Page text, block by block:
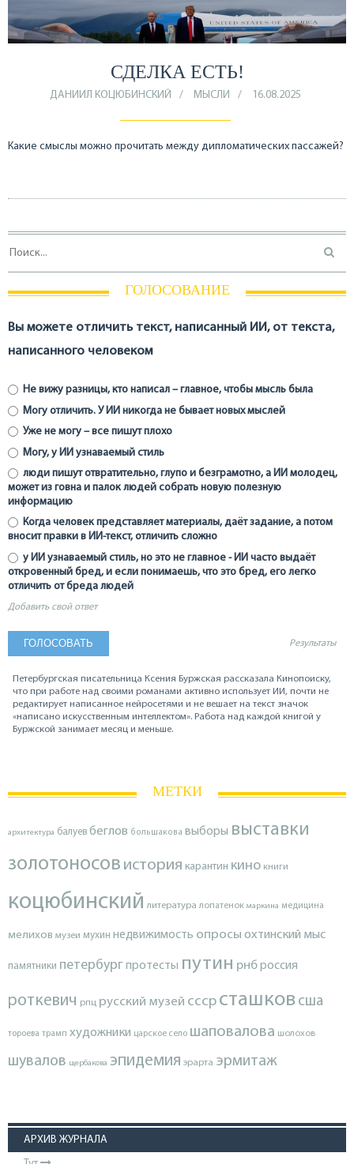
СДЕЛКА ЕСТЬ!
ДАНИИЛ КОЦЮБИНСКИЙ МЫСЛИ 16.08.2025
Какие смыслы можно прочитать между дипломатических пассажей?
ГОЛОСОВАНИЕ
Вы можете отличить текст, написанный ИИ, от текста,
написанного человеком
Не вижу разницы, кто написал – главное, чтобы мысль была
Могу отличить. У ИИ никогда не бывает новых мыслей
Уже не могу – все пишут плохо
Могу, у ИИ узнаваемый стиль
люди пишут отвратительно, глупо и безграмотно, а ИИ молодец,
может из говна и палок людей собрать новую полезную
информацию
Когда человек представляет материалы, даёт задание, а потом
вносит правки в ИИ-текст, отличить сложно
у ИИ узнаваемый стиль, но это не главное - ИИ часто выдаёт
откровенный бред, и если понимаешь, что это бред, его легко
отличить от бреда людей
Добавить свой ответ
Результаты
Петербургская писательница Ксения Буржская рассказала Кинопоиску,
что при работе над своими романами активно использует ИИ, почти не
редактирует написанное нейросетями и не вешает на текст значок
«написано искусственным интеллектом». Работа над каждой книгой у
Буржской занимает месяц и меньше.
МЕТКИ
архитектура балуев беглов большакова выборы выставки
золотоносов история карантин кино книги
коцюбинский литература лопатенок маркина медицина
мелихов музеи мухин недвижимость опросы охтинский мыс
памятники петербургпротесты путин рнброссия
роткевич рпц русский музей ссср сташков сша
тороева трамп художники царское село шаповалова шолохов
шувалов щербакова эпидемия эрарта эрмитаж
АРХИВ ЖУРНАЛА